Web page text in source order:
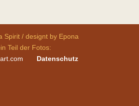
Spirit / designt by Epona
Teil der Fotos:
Datenschutz